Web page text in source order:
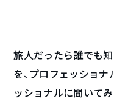
旅人だったら誰でも
を、プロフェッショナ
ッショナルに聞いて